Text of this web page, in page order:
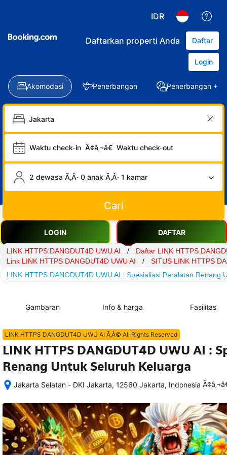
IDR
Daftarkan properti Anda Daftar
Login
Akomodasi Penerbangan Penerbangan +
Waktu check-in Ã¢â‚¬â€ Waktu check-out
2 dewasa Ã‚Â· 0 anak Ã‚Â· 1 kamar
Cari
LOGIN DAFTAR
LINK HTTPS DANGDUT4D UWU AI /
Daftar LINK HTTPS
Link LINK HTTPS DANGDUT4D UWU AI
/
SITUS LINK HTTPS
LINK HTTPS DANGDUT4D UWU AI : Spesialiasi Peralatan Renang
Gambaran Info & harga Fasilitas
LINK HTTPS DANGDUT4D UWU AI Ã‚Â© All Rights Reserved
LINK HTTPS DANGDUT4D UWU AI :
Renang Untuk Seluruh Keluarga
Jakarta Selatan - DKI Jakarta, 12560 Jakarta, Indonesia
memesan,
semua
rincian
akomodasi
termasuk